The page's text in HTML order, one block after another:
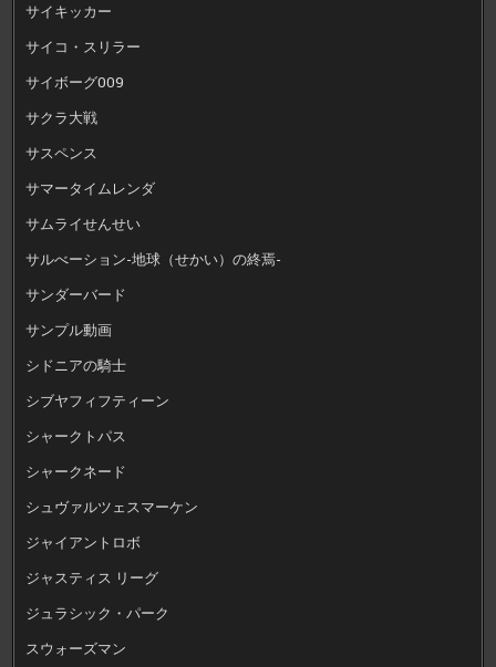
サイキッカー
サイコ・スリラー
サイボーグ009
サクラ大戦
サスペンス
サマータイムレンダ
サムライせんせい
サルべーション-地球（せかい）の終焉-
サンダーバード
サンプル動画
シドニアの騎士
シブヤフィフティーン
シャークトパス
シャークネード
シュヴァルツェスマーケン
ジャイアントロボ
ジャスティス リーグ
ジュラシック・パーク
スウォーズマン